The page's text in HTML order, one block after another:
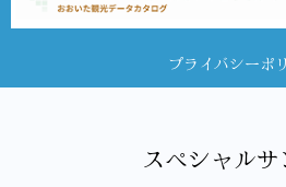
プライバシーポ
スペシャルサ